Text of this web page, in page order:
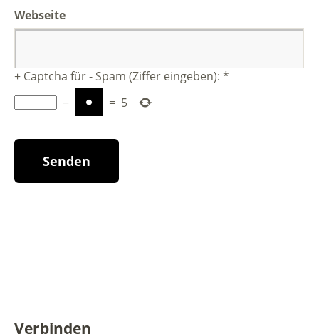
Webseite
+ Captcha für - Spam (Ziffer eingeben): *
−
= 5
Verbinden